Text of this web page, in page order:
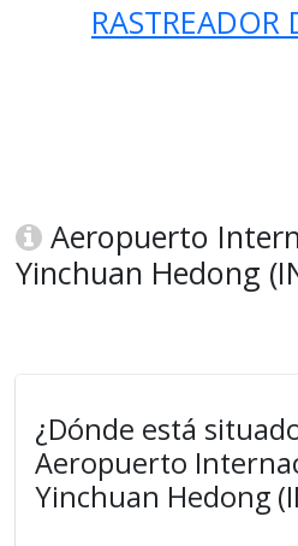
RASTREADOR
Aeropuerto
Yinchuan Hedong
¿Dónde está
Aeropuerto
Yinchuan Hedong